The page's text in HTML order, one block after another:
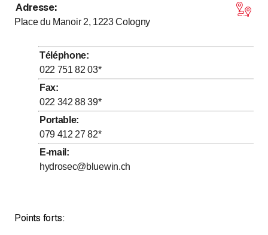
Adresse:
Place du Manoir 2, 1223 Cologny
Téléphone:
022 751 82 03*
Fax:
022 342 88 39*
Portable:
079 412 27 82*
E-mail :
hydrosec@bluewin.ch
Points forts: